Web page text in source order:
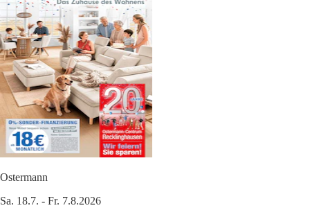
Ostermann
Sa. 18.7. - Fr. 7.8.2026